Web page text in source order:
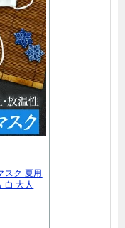
スク 夏用
白 大人